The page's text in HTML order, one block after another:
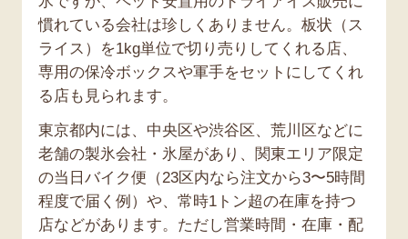
慣れている会社は珍しくありません。板状（ス
ライス）を1kg単位で切り売りしてくれる店、
専用の保冷ボックスや軍手をセットにしてくれ
る店も見られます。
東京都内には、中央区や渋谷区、荒川区などに
老舗の製氷会社・氷屋があり、関東エリア限定
の当日バイク便（23区内なら注文から3〜5時間
程度で届く例）や、常時1トン超の在庫を持つ
店などがあります。ただし営業時間・在庫・配